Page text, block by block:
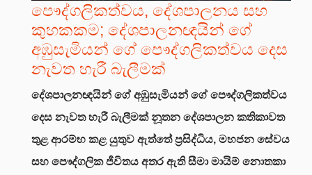
පෞද්ගලිකත්වය, දේශපාලනය සහ
කුහකකම; දේශපාලනඥයින් ගේ
අඹුසැමියන් ගේ පෞද්ගලිකත්වය දෙස
නැවත හැරී බැලීමක්
දේශපාලනඥයින් ගේ අඹුසැමියන් ගේ පෞද්ගලිකත්වය
දෙස නැවත හැරී බැලීමක්නූතන දේශපාලන කතිකාවත
තුළ ආරම්භ කළ යුතුව ඇත්තේ ප්‍රසිද්ධිය, මහජන සේවය
සහ පෞද්ගලික ජීවිතය අතර ඇති සීමා මායිම් නොතකා